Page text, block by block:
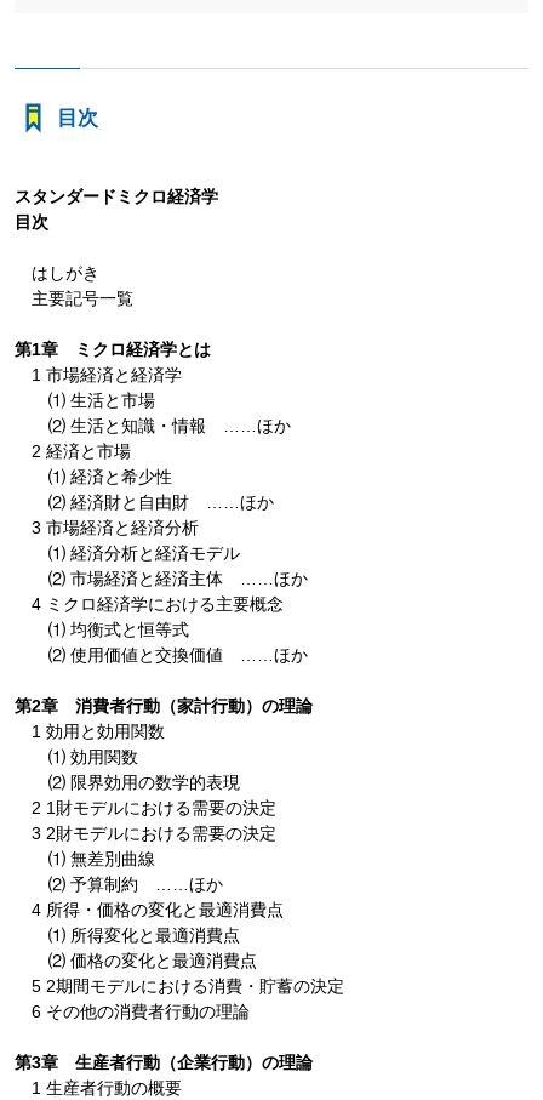
目次
スタンダードミクロ経済学
目次
はしがき
主要記号一覧
第1章 ミクロ経済学とは
1 市場経済と経済学
⑴ 生活と市場
⑵ 生活と知識・情報 ……ほか
2 経済と市場
⑴ 経済と希少性
⑵ 経済財と自由財 ……ほか
3 市場経済と経済分析
⑴ 経済分析と経済モデル
⑵ 市場経済と経済主体 ……ほか
4 ミクロ経済学における主要概念
⑴ 均衡式と恒等式
⑵ 使用価値と交換価値 ……ほか
第2章 消費者行動（家計行動）の理論
1 効用と効用関数
⑴ 効用関数
⑵ 限界効用の数学的表現
2 1財モデルにおける需要の決定
3 2財モデルにおける需要の決定
⑴ 無差別曲線
⑵ 予算制約 ……ほか
4 所得・価格の変化と最適消費点
⑴ 所得変化と最適消費点
⑵ 価格の変化と最適消費点
5 2期間モデルにおける消費・貯蓄の決定
6 その他の消費者行動の理論
第3章 生産者行動（企業行動）の理論
1 生産者行動の概要